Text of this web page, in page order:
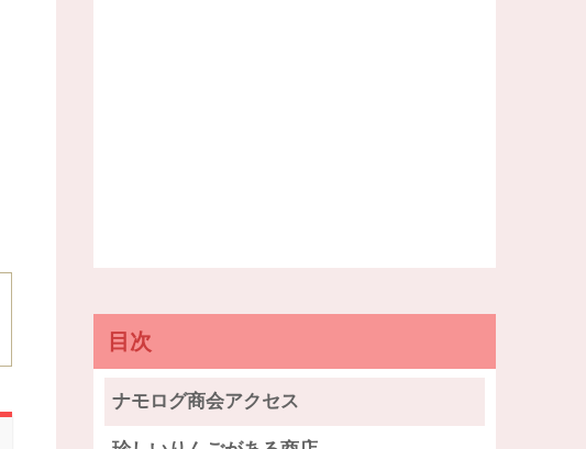
目次
ナモログ商会アクセス